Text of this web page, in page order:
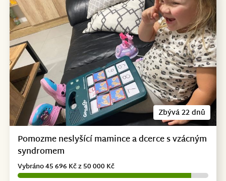
Zbývá 22 dnů
Pomozme neslyšící mamince a dcerce s vzácným
syndromem
Vybráno 45 696 Kč z 50 000 Kč